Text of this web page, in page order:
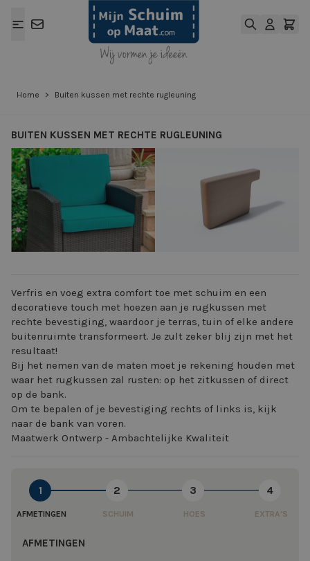
Home > Buiten kussen met rechte rugleuning
BUITEN KUSSEN MET RECHTE RUGLEUNING
View larger image
Verfris en voeg extra comfort toe met schuim en een
decoratieve touch met hoezen aan je rugkussen met
rechte bevestiging, waardoor je terras, tuin of elke andere
buitenruimte transformeert. Je zult zeker blij zijn met het
resultaat!
Bij het nemen van de maten moet je rekening houden met
waar het rugkussen zal rusten: op het zitkussen of direct
op de bank.
Om te bepalen of je bevestiging rechts of links is, kijk
naar de bank van voren.
Maatwerk Ontwerp - Ambachtelijke Kwaliteit
1
AFMETINGEN
2
SCHUIM
3
HOES
4
EXTRA'S
AFMETINGEN